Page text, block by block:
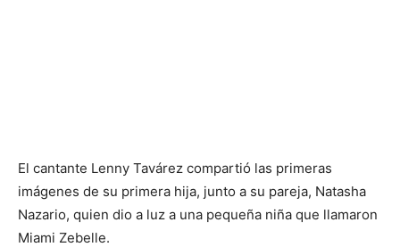
El cantante Lenny Tavárez compartió las primeras
imágenes de su primera hija, junto a su pareja, Natasha
Nazario, quien dio a luz a una pequeña niña que llamaron
Miami Zebelle.